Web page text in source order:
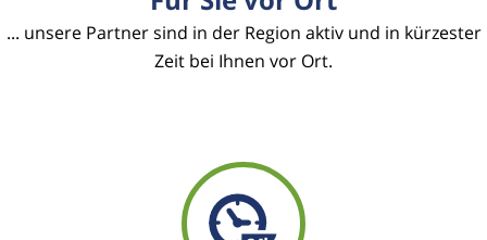
... unsere Partner sind in der Region aktiv und in kürzester
Zeit bei Ihnen vor Ort.